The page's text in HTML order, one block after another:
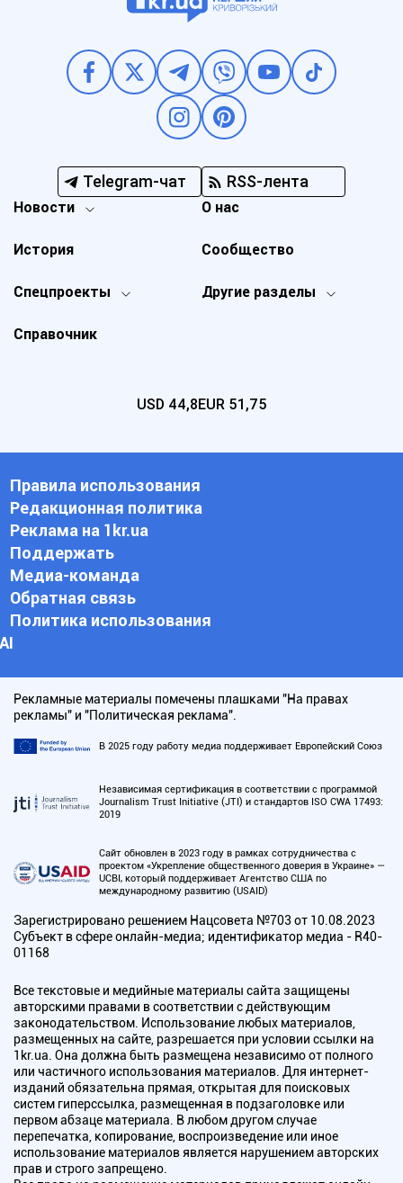
Telegram-чат RSS-лента
Новости
Спецпроекты Другие разделы
История
О нас
Справочник
Сообщество
USD 44,8EUR 51,75
Правила использования
Редакционная политика
Реклама на 1kr.ua
Поддержать
Медиа-команда
Обратная связь
Политика использования
АI
Рекламные материалы помечены плашками "На правах
рекламы" и "Политическая реклама".
В 2025 году работу медиа поддерживает Европейский Союз
Независимая сертификация в соответствии с программой
Journalism Trust Initiative (JTI) и стандартов ISO CWA 17493:
2019
Сайт обновлен в 2023 году в рамках сотрудничества с
проектом «Укрепление общественного доверия в Украине» —
UCBI, который поддерживает Агентство США по
международному развитию (USAID)
Зарегистрировано решением Нацсовета №703 от 10.08.2023
Субъект в сфере онлайн-медиа; идентификатор медиа - R40-
01168
Все текстовые и медийные материалы сайта защищены
авторскими правами в соответствии с действующим
законодательством. Использование любых материалов,
размещенных на сайте, разрешается при условии ссылки на
1kr.ua. Она должна быть размещена независимо от полного
или частичного использования материалов. Для интернет-
изданий обязательна прямая, открытая для поисковых
систем гиперссылка, размещенная в подзаголовке или
первом абзаце материала. В любом другом случае
перепечатка, копирование, воспроизведение или иное
использование материалов является нарушением авторских
прав и строго запрещено.